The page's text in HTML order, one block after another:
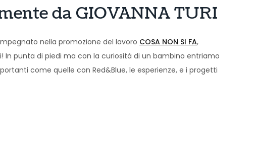
da GIOVANNA TURI
nella promozione del lavoro COSA NON SI FA,
punta di piedi ma con la curiosità di un bambino entriamo
come quelle con Red&Blue, le esperienze, e i progetti